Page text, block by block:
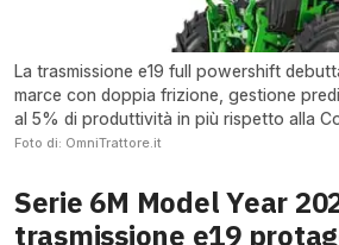
La trasmissione e19 full powershift
marce con doppia frizione, gestione
al 5% di produttività in più rispetto alla
Foto di: OmniTrattore.it
Serie 6M Model Year
trasmissione e19